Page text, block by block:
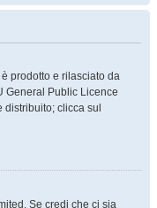
prodotto e rilasciato da
General Public Licence
clicca sul
Se credi che ci sia